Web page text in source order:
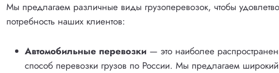
Мы предлагаем различные виды грузоперевозок, чтобы
потребность наших клиентов:
Автомобильные перевозки — это наиболее
способ перевозки грузов по России. Мы предлагаем